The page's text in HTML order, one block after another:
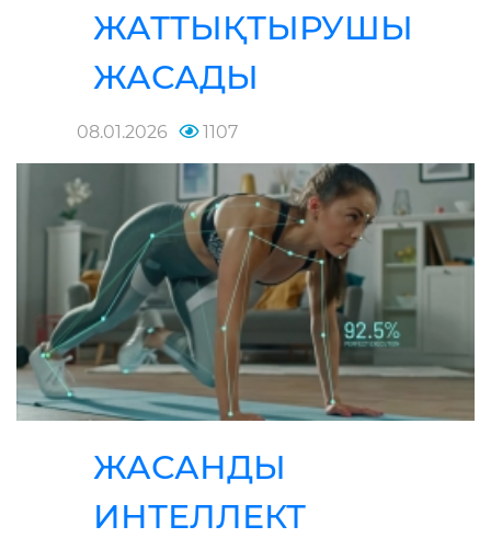
ЖАТТЫҚТЫРУШЫ
ЖАСАДЫ
08.01.2026 1107
ЖАСАНДЫ
ИНТЕЛЛЕКТ